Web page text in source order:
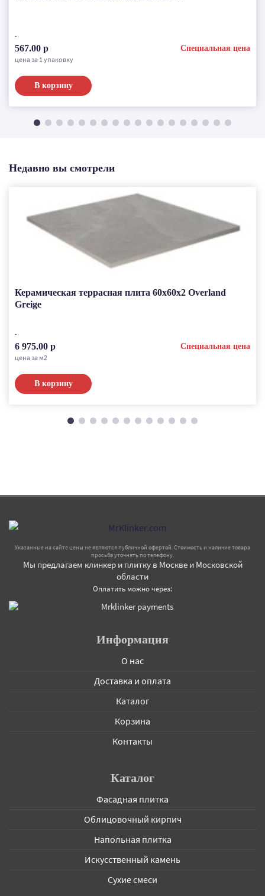
567.00 р
Специальная цена
цена за 1 упаковку
В корзину
Недавно вы смотрели
Керамическая террасная плита 60x60x2 Overland
Greige
6 975.00 р
Специальная цена
цена за м2
В корзину
Указанные на сайте цены не являются публичной офертой. Стоимость и наличие товара
просьба уточнять по телефону.
Мы предлагаем клинкер и плитку в Москве и Московской
области
Оплатить можно через:
Информация
О нас
Доставка и оплата
Каталог
Корзина
Контакты
Каталог
Фасадная плитка
Облицовочный кирпич
Напольная плитка
Искусственный камень
Сухие смеси